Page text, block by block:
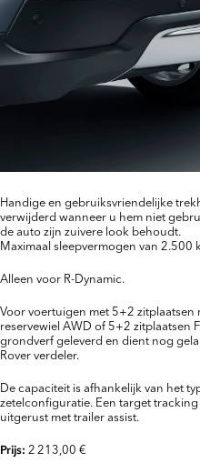
Handige en gebruiksvriendelijke
verwijderd wanneer u hem niet
de auto zijn zuivere look behoudt.
Maximaal sleepvermogen van 2.500
Alleen voor R-Dynamic.
Voor voertuigen met 5+2 zitplaatsen
reservewiel AWD of 5+2 zitplaatsen
grondverf geleverd en dient nog
Rover verdeler.
De capaciteit is afhankelijk van het
zetelconfiguratie. Een target
uitgerust met trailer assist.
Prijs: 2 213,00 €